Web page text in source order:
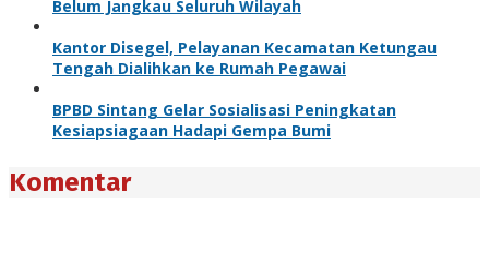
Belum Jangkau Seluruh Wilayah
Kantor Disegel, Pelayanan Kecamatan Ketungau
Tengah Dialihkan ke Rumah Pegawai
BPBD Sintang Gelar Sosialisasi Peningkatan
Kesiapsiagaan Hadapi Gempa Bumi
Komentar